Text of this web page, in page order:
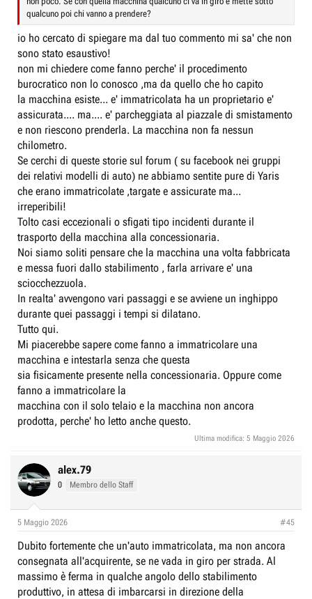
qualcuno poi chi vanno a prendere?
io ho cercato di spiegare ma dal tuo commento mi sa' che non
sono stato esaustivo!
non mi chiedere come fanno perche' il procedimento
burocratico non lo conosco ,ma da quello che ho capito
la macchina esiste... e' immatricolata ha un proprietario e'
assicurata.... ma.... e' parcheggiata al piazzale di smistamento
e non riescono prenderla. La macchina non fa nessun
chilometro.
Se cerchi di queste storie sul forum ( su facebook nei gruppi
dei relativi modelli di auto) ne abbiamo sentite pure di Yaris
che erano immatricolate ,targate e assicurate ma...
irreperibili!
Tolto casi eccezionali o sfigati tipo incidenti durante il
trasporto della macchina alla concessionaria.
Noi siamo soliti pensare che la macchina una volta fabbricata
e messa fuori dallo stabilimento , farla arrivare e' una
sciocchezzuola.
In realta' avvengono vari passaggi e se avviene un inghippo
durante quei passaggi i tempi si dilatano.
Tutto qui.
Mi piacerebbe sapere come fanno a immatricolare una
macchina e intestarla senza che questa
sia fisicamente presente nella concessionaria. Oppure come
fanno a immatricolare la
macchina con il solo telaio e la macchina non ancora
prodotta, perche' ho letto anche questo.
Ultima modifica: 5 Maggio 2026
alex.79
0 Membro dello Staff
5 Maggio 2026 #45
Dubito fortemente che un'auto immatricolata, ma non ancora
consegnata all'acquirente, se ne vada in giro per strada. Al
massimo è ferma in qualche angolo dello stabilimento
produttivo, in attesa di imbarcarsi in direzione della